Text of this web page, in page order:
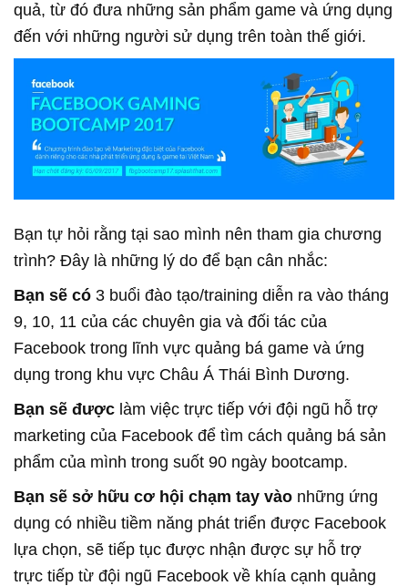
quả, từ đó đưa những sản phẩm game và ứng dụng
đến với những người sử dụng trên toàn thế giới.
Bạn tự hỏi rằng tại sao mình nên tham gia chương
trình? Đây là những lý do để bạn cân nhắc:
Bạn sẽ có 3 buổi đào tạo/training diễn ra vào tháng
9, 10, 11 của các chuyên gia và đối tác của
Facebook trong lĩnh vực quảng bá game và ứng
dụng trong khu vực Châu Á Thái Bình Dương.
Bạn sẽ được làm việc trực tiếp với đội ngũ hỗ trợ
marketing của Facebook để tìm cách quảng bá sản
phẩm của mình trong suốt 90 ngày bootcamp.
Bạn sẽ sở hữu cơ hội chạm tay vào những ứng
dụng có nhiều tiềm năng phát triển được Facebook
lựa chọn, sẽ tiếp tục được nhận được sự hỗ trợ
trực tiếp từ đội ngũ Facebook về khía cạnh quảng